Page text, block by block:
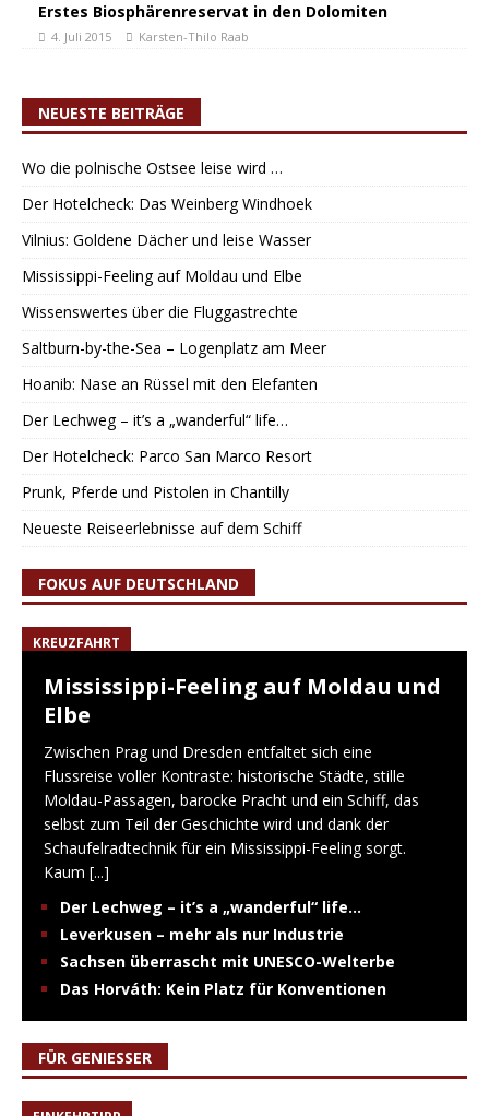
Erstes Biosphärenreservat in den Dolomiten
4. Juli 2015 Karsten-Thilo Raab
NEUESTE BEITRÄGE
Wo die polnische Ostsee leise wird …
Der Hotelcheck: Das Weinberg Windhoek
Vilnius: Goldene Dächer und leise Wasser
Mississippi-Feeling auf Moldau und Elbe
Wissenswertes über die Fluggastrechte
Saltburn-by-the-Sea – Logenplatz am Meer
Hoanib: Nase an Rüssel mit den Elefanten
Der Lechweg – it’s a „wanderful“ life…
Der Hotelcheck: Parco San Marco Resort
Prunk, Pferde und Pistolen in Chantilly
Neueste Reiseerlebnisse auf dem Schiff
FOKUS AUF DEUTSCHLAND
KREUZFAHRT
Mississippi-Feeling auf Moldau und
Elbe
Zwischen Prag und Dresden entfaltet sich eine
Flussreise voller Kontraste: historische Städte, stille
Moldau-Passagen, barocke Pracht und ein Schiff, das
selbst zum Teil der Geschichte wird und dank der
Schaufelradtechnik für ein Mississippi-Feeling sorgt.
Kaum [...]
Der Lechweg – it’s a „wanderful“ life…
Leverkusen – mehr als nur Industrie
Sachsen überrascht mit UNESCO-Welterbe
Das Horváth: Kein Platz für Konventionen
FÜR GENIESSER